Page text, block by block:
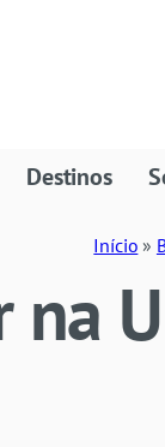
Destinos
Início »
na